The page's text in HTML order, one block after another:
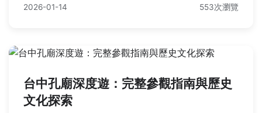
2026-01-14 553次瀏覽
台中孔廟深度遊：完整參觀指南與歷史
文化探索